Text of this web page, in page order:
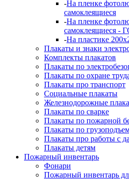
-На пленке
самоклеящиеся
-На пленке
самоклеящиеся -
-На пластике
Плакаты и знаки
Комплекты плакатов
Плакаты по
Плакаты по охране
Плакаты про транспорт
Социальные плакаты
Железнодорожные
Плакаты по сварке
Плакаты по пожарной
Плакаты по
Плакаты про работы с
Плакаты детям
Пожарный инвентарь
Фонари
Пожарный инвентарь